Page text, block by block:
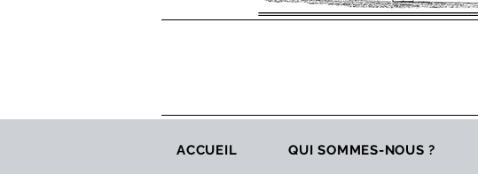
ACCUEIL QUI SOMMES-NOUS ?